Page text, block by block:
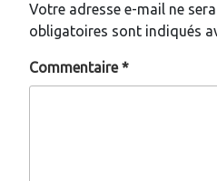
Votre adresse e-mail ne
obligatoires sont indiqués
Commentaire*